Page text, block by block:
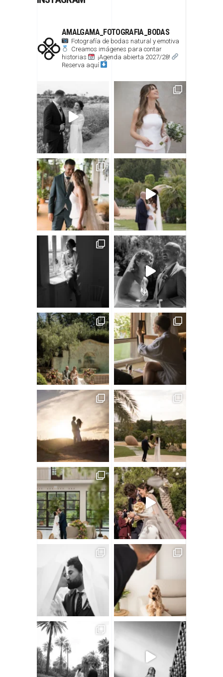
AMALGAMA_FOTOGRAFIA_BODAS
Fotografía de bodas natural y emotiva
Creamos imágenes para contar
historias
¡Agenda abierta 2027/28!
Reserva aquí